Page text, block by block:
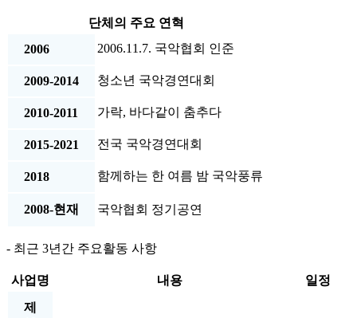
단체의 주요 연혁
2006
2006.11.7. 국악협회 인준
2009-2014 청소년 국악경연대회
2010-2011 가락, 바다같이 춤추다
2015-2021 전국 국악경연대회
2018 함께하는 한 여름 밤 국악풍류
2008-현재 국악협회 정기공연
- 최근 3년간 주요활동 사항
사업명 내용
일정
제